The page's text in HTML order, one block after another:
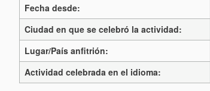
Fecha desde:
Ciudad en que se celebró la actividad:
Lugar/País anfitrión:
Actividad celebrada en el idioma: